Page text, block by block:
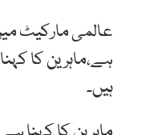
ہے،ماہرین کا
ہیں۔